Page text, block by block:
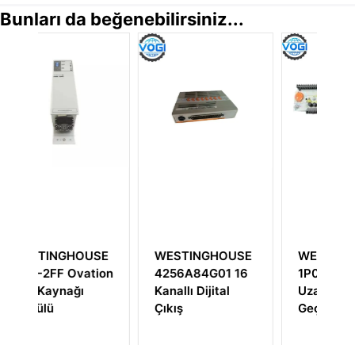
Bunları da beğenebilirsiniz...
WESTINGHOUSE
1P00028G01
Uzak Düğüm
Geçiş Paneli
Modulo Ingresso
Analogico
Westinghouse